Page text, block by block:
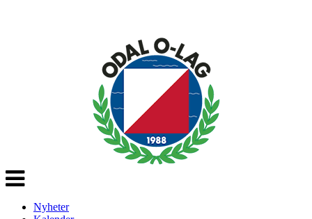
Veksle
navigasjon
Nyheter